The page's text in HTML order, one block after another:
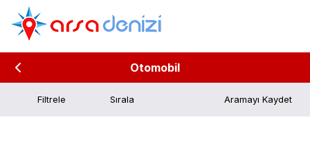
Otomobil
Filtrele Aramayı Kaydet